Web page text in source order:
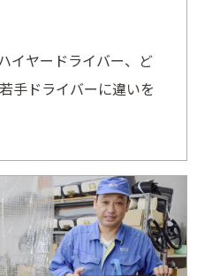
イヤードライバー、ど
手ドライバーに違いを